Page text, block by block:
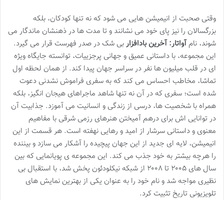
وقتی صحبت از انیمیشن هایی می شود که نه تنها کودکان، بلکه
بزرگسالان را نیز پای خود می نشانند و تا مدت ها در ذهنشان ماندگار می
شوند، نامآواتار: آخرین بادافزاربی شک در صدر فهرست قرار می گیرد.
این مجموعه، با داستانی عمیق و جهانی پرجزییات، توانسته جایگاه ویژه
ای در قلب میلیون ها نفر در سراسر جهان پیدا کند. از همان لحظه اول
تماشا، مخاطب احساس می کند که به سفری فراموش نشدنی دعوت
شده است؛ سفری که در آن نه تنها شاهد ماجراهای هیجان انگیز، بلکه
همراه با شخصیت ها، درسی از زندگی و انسانیت می آموزد. جذابیت آن
در توانایی اش برای درهم آمیختن هنرهای رزمی شرقی با مفاهیم
معنوی و داستانی سرشار از امید و رهایی نهفته است. هر قسمت از این
انیمیشن، لایه ای جدید از این جهان پیچیده را آشکار می سازد و بیننده
را هرچه بیشتر به خود جذب می کند. این مجموعه ی پویانمایی که بین
سال های ۲۰۰۵ تا ۲۰۰۸ از شبکه نیکلودئون پخش شد، با استقبال بی
نظیری مواجه شد و نام خود را به عنوان یکی از بهترین نمایش های
تلویزیونی تاریخ تثبیت کرد.